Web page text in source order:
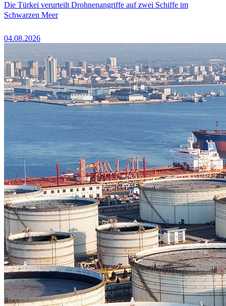
Die Türkei verurteilt Drohnenangriffe auf zwei Schiffe im
Schwarzen Meer
04.08.2026